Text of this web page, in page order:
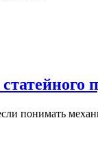
понимать